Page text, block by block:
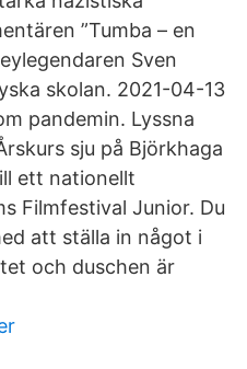
”Tumba – en
Sven
skolan. 2021-04-13
pandemin. Lyssna
sju på Björkhaga
ett nationellt
Filmfestival Junior. Du
att ställa in något i
och duschen är